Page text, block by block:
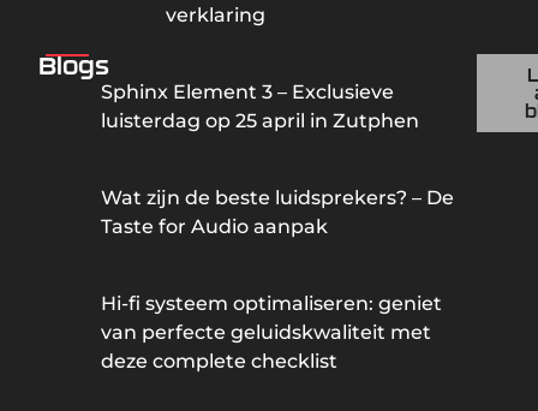
verklaring
Blogs
Sphinx Element 3 – Exclusieve
luisterdag op 25 april in Zutphen
Wat zijn de beste luidsprekers? – De
Taste for Audio aanpak
Hi-fi systeem optimaliseren: geniet
van perfecte geluidskwaliteit met
deze complete checklist